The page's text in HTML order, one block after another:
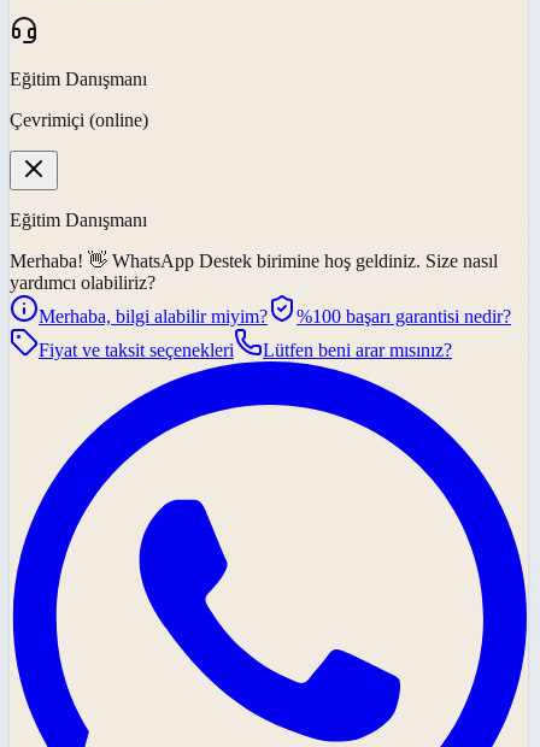
Eğitim Danışmanı
Çevrimiçi (online)
Eğitim Danışmanı
Merhaba! 👋 WhatsApp Destek birimine hoş geldiniz. Size nasıl
yardımcı olabiliriz?
Merhaba, bilgi alabilir miyim?
%100 başarı garantisi nedir?
Fiyat ve taksit seçenekleri
Lütfen beni arar mısınız?